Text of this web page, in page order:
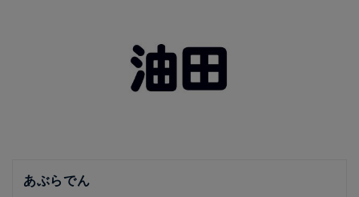
あぶらでん